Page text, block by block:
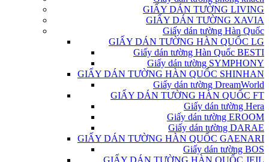
GIẤY DÁN TƯỜNG LIVING
GIẤY DÁN TƯỜNG XAVIA
Giấy dán tường Hàn Quốc
GIẤY DÁN TƯỜNG HÀN QUỐC LG
Giấy dán tường Hàn Quốc BESTI
Giấy dán tường SYMPHONY
GIẤY DÁN TƯỜNG HÀN QUỐC SHINHAN
Giấy dán tường DreamWorld
GIẤY DÁN TƯỜNG HÀN QUỐC FT
Giấy dán tường Hera
Giấy dán tường EROOM
Giấy dán tường DARAE
GIẤY DÁN TƯỜNG HÀN QUỐC GAENARI
Giấy dán tường BOS
GIẤY DÁN TƯỜNG HÀN QUỐC JEIL